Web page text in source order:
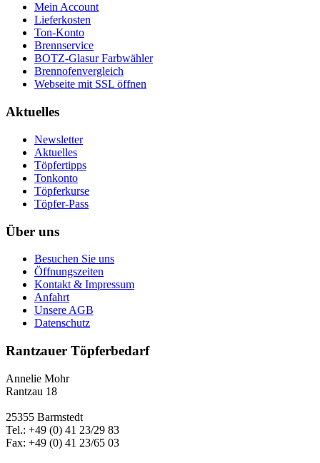
Mein Account
Lieferkosten
Ton-Konto
Brennservice
BOTZ-Glasur Farbwähler
Brennofenvergleich
Webseite mit SSL öffnen
Aktuelles
Newsletter
Aktuelles
Töpfertipps
Tonkonto
Töpferkurse
Töpfer-Pass
Über uns
Besuchen Sie uns
Öffnungszeiten
Kontakt & Impressum
Anfahrt
Unsere AGB
Datenschutz
Rantzauer Töpferbedarf
Annelie Mohr
Rantzau 18
25355 Barmstedt
Tel.: +49 (0) 41 23/29 83
Fax: +49 (0) 41 23/65 03